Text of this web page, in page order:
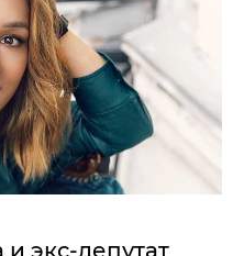
экс-депутат